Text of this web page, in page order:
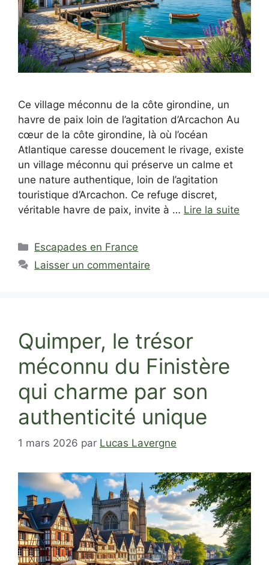
Ce village méconnu de la côte girondine, un
havre de paix loin de l’agitation d’Arcachon Au
cœur de la côte girondine, là où l’océan
Atlantique caresse doucement le rivage, existe
un village méconnu qui préserve un calme et
une nature authentique, loin de l’agitation
touristique d’Arcachon. Ce refuge discret,
véritable havre de paix, invite à … Lire la suite
Catégories
Escapades en France
Laisser un commentaire
Quimper, le trésor
méconnu du Finistère
qui charme par son
authenticité unique
1 mars 2026 par Lucas Lavergne